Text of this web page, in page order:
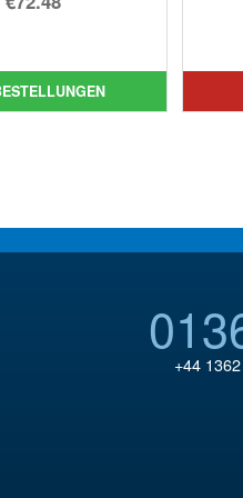
€86.05
ist:
€72.48.
+44